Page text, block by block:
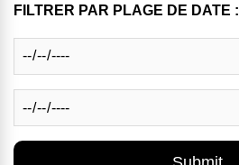
FILTRER PAR PLAGE DE DATE :